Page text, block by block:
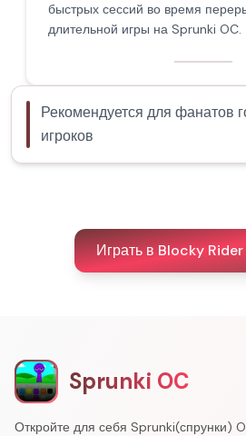
быстрых сессий во время
длительной игры на Sprunki OC.
Рекомендуется для фанатов
игроков
Играть в Blocky Rider
Sprunki OC
Откройте для себя Sprunki(спрунки)